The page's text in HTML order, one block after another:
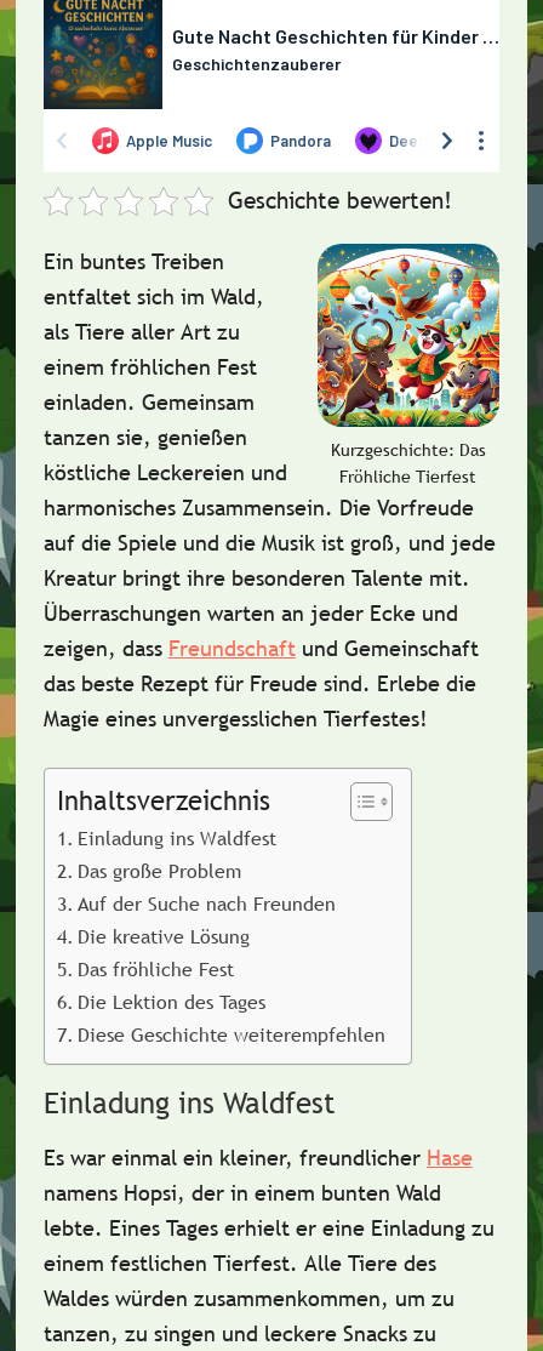
Geschichte bewerten!
Kurzgeschichte: Das
Fröhliche Tierfest
Ein buntes Treiben
entfaltet sich im Wald,
als Tiere aller Art zu
einem fröhlichen Fest
einladen. Gemeinsam
tanzen sie, genießen
köstliche Leckereien und
harmonisches Zusammensein. Die Vorfreude
auf die Spiele und die Musik ist groß, und jede
Kreatur bringt ihre besonderen Talente mit.
Überraschungen warten an jeder Ecke und
zeigen, dass Freundschaftund Gemeinschaft
das beste Rezept für Freude sind. Erlebe die
Magie eines unvergesslichen Tierfestes!
Inhaltsverzeichnis
Einladung ins Waldfest
Das große Problem
Auf der Suche nach Freunden
Die kreative Lösung
Das fröhliche Fest
Die Lektion des Tages
Diese Geschichte weiterempfehlen
Einladung ins Waldfest
Es war einmal ein kleiner, freundlicher Hase
namens Hopsi, der in einem bunten Wald
lebte. Eines Tages erhielt er eine Einladung zu
einem festlichen Tierfest. Alle Tiere des
Waldes würden zusammenkommen, um zu
tanzen, zu singen und leckere Snacks zu